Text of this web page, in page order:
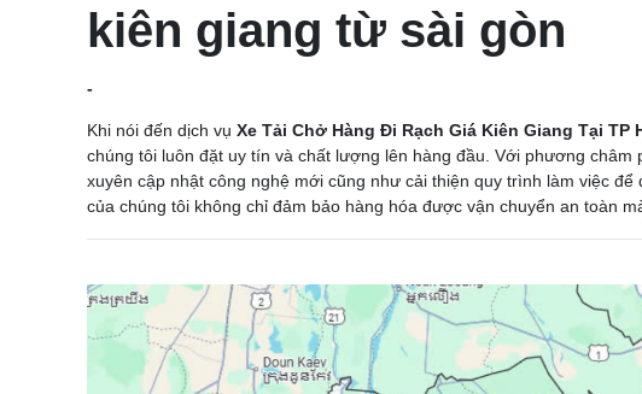
kiên giang từ sài gòn
-
Khi nói đến dịch vụ Xe Tải Chở Hàng Đi Rạch Giá Kiên Giang Tại TP
chúng tôi luôn đặt uy tín và chất lượng lên hàng đầu. Với phương
xuyên cập nhật công nghệ mới cũng như cải thiện quy trình làm việc
của chúng tôi không chỉ đảm bảo hàng hóa được vận chuyển an toàn